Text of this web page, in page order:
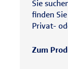
Sie
finden
Privat-
Zum